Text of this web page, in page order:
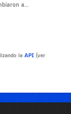
a...
la API (ver